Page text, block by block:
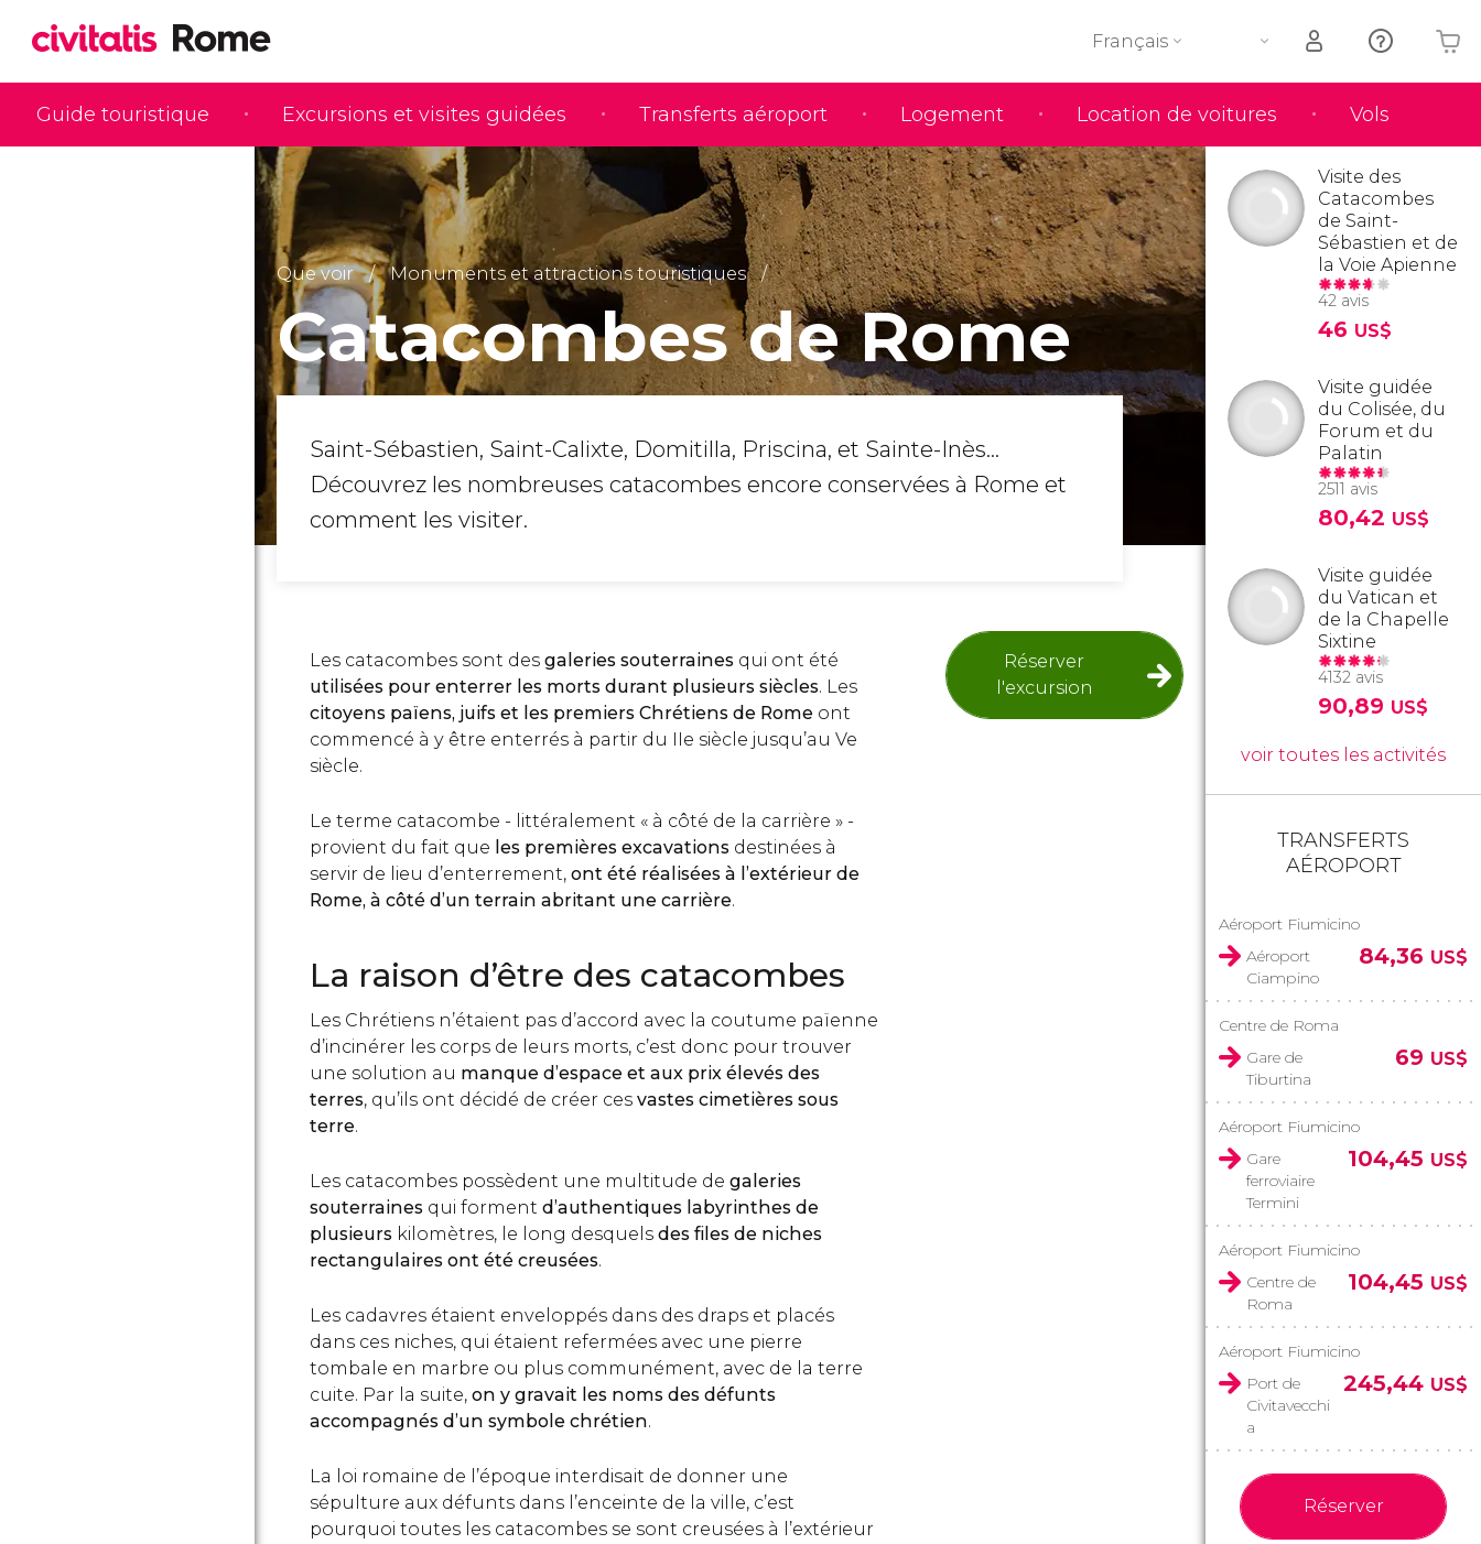
Guide touristique Excursions et visites guidées Transferts aéroport Logement Location de voitures Vols
Français
Votre panier est vide
Que voir Monuments et attractions touristiques
Catacombes de Rome
Saint-Sébastien, Saint-Calixte, Domitilla, Priscina, et Sainte-Inès...
Découvrez les nombreuses catacombes encore conservées à Rome et
comment les visiter.
Réserver
l'excursion
Les catacombes sont des galeries souterraines qui ont été
utilisées pour enterrer les morts durant plusieurs siècles. Les
citoyens païens, juifs et les premiers Chrétiens de Rome ont
commencé à y être enterrés à partir du IIe siècle jusqu’au Ve
siècle.
Le terme catacombe - littéralement « à côté de la carrière » -
provient du fait que les premières excavations destinées à
servir de lieu d’enterrement, ont été réalisées à l’extérieur de
Rome, à côté d’un terrain abritant une carrière.
La raison d’être des catacombes
Les Chrétiens n’étaient pas d’accord avec la coutume païenne
d’incinérer les corps de leurs morts, c’est donc pour trouver
une solution au manque d’espace et aux prix élevés des
terres, qu’ils ont décidé de créer ces vastes cimetières sous
terre.
Les catacombes possèdent une multitude de galeries
souterraines qui forment d’authentiques labyrinthes de
plusieurs kilomètres, le long desquels des files de niches
rectangulaires ont été creusées.
Les cadavres étaient enveloppés dans des draps et placés
dans ces niches, qui étaient refermées avec une pierre
tombale en marbre ou plus communément, avec de la terre
cuite. Par la suite, on y gravait les noms des défunts
accompagnés d’un symbole chrétien.
La loi romaine de l’époque interdisait de donner une
sépulture aux défunts dans l’enceinte de la ville, c’est
pourquoi toutes les catacombes se sont creusées à l’extérieur
Visite des
Catacombes
de Saint-
Sébastien et de
la Voie Apienne
42 avis
46 US$
Visite guidée
du Colisée, du
Forum et du
Palatin
2511 avis
80,42 US$
Visite guidée
du Vatican et
de la Chapelle
Sixtine
4132 avis
90,89 US$
voir toutes les activités
TRANSFERTS
AÉROPORT
Aéroport Fiumicino
Aéroport
Ciampino
84,36 US$
Centre de Roma
Gare de
Tiburtina
69 US$
Aéroport Fiumicino
Gare
ferroviaire
Termini
104,45 US$
Aéroport Fiumicino
Centre de
Roma
104,45 US$
Aéroport Fiumicino
Port de
Civitavecchi
a
245,44 US$
Réserver